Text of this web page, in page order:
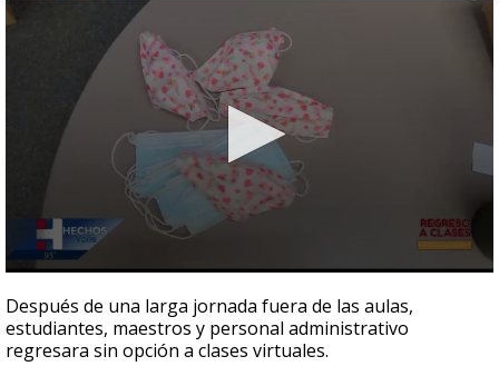
seconds
of
3
minutes,
Después de una larga jornada fuera de las aulas,
estudiantes, maestros y personal administrativo
regresara sin opción a clases virtuales.